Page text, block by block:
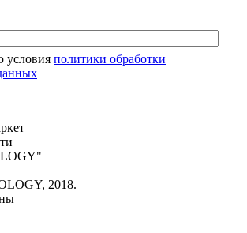
политики обработки
2018.